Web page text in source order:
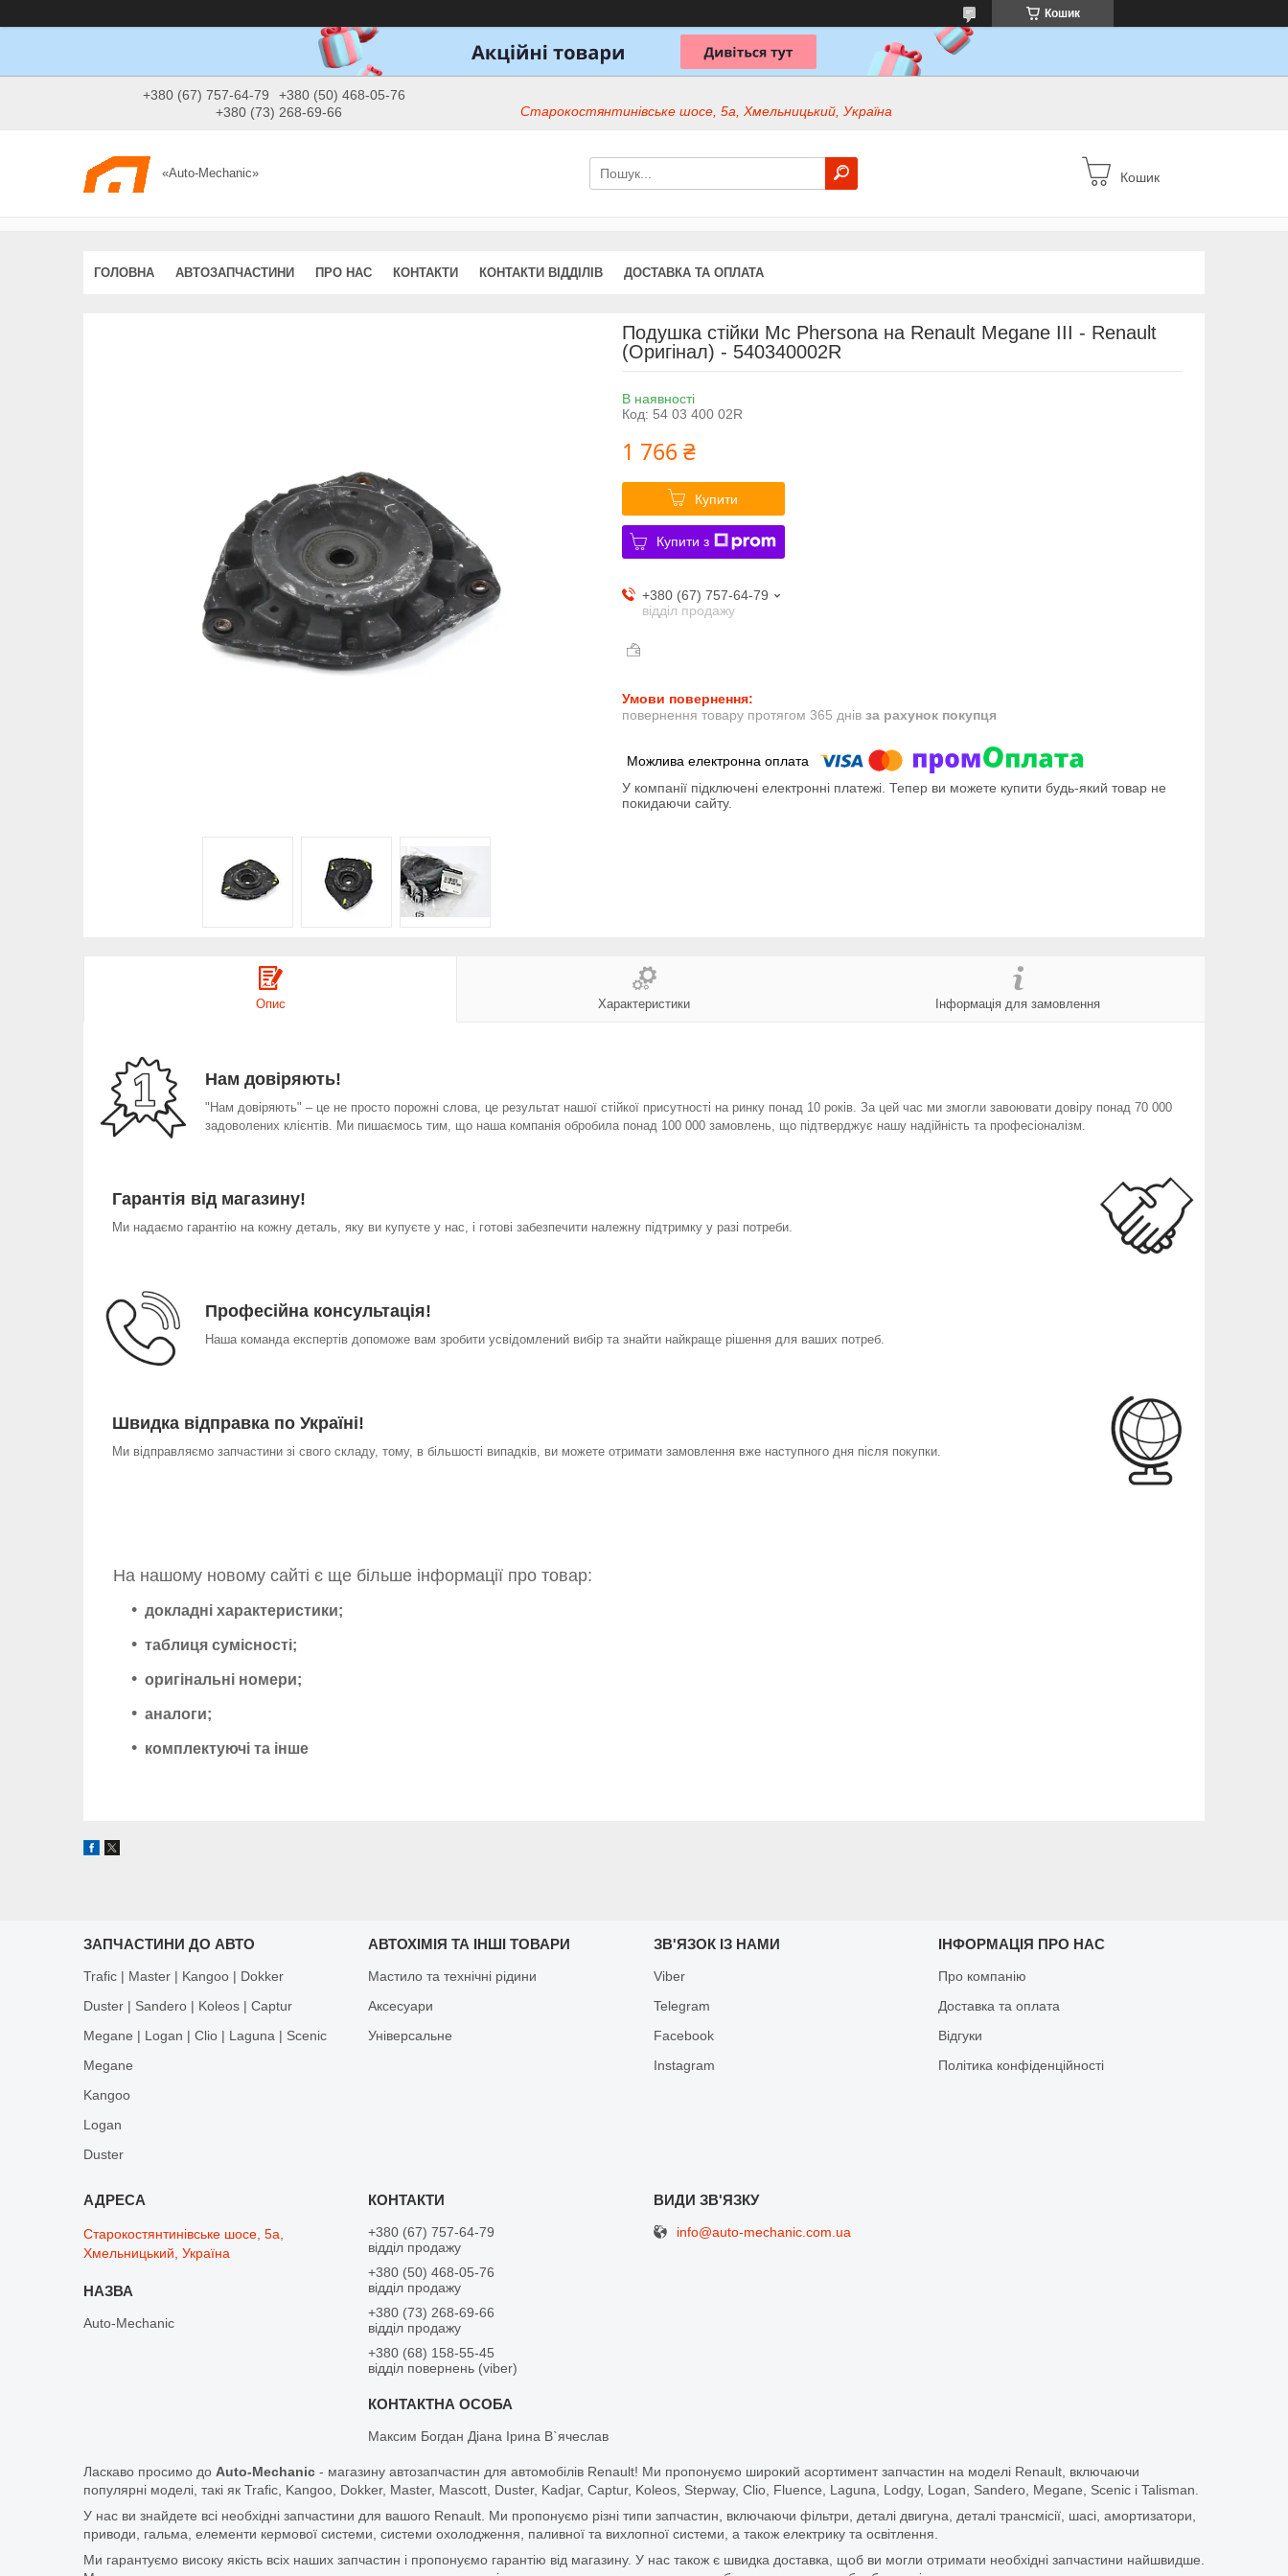
Кошик
+380 (67) 757-64-79
+380 (50) 468-05-76
+380 (73) 268-69-66
Старокостянтинівське шосе, 5а, Хмельницький, Україна
«Auto-Mechanic» Кошик
ГОЛОВНА АВТОЗАПЧАСТИНИ ПРО НАС КОНТАКТИ КОНТАКТИ ВІДДІЛІВ ДОСТАВКА ТА ОПЛАТА
Подушка стійки Mc Phersona на Renault Megane III - Renault
(Оригінал) - 540340002R
В наявності
Код: 54 03 400 02R
1 766 ₴
Купити
Купити з
+380 (67) 757-64-79
відділ продажу
повернення товару протягом 365 днів за рахунок покупця
У компанії підключені електронні платежі. Тепер ви можете купити будь-який товар не
покидаючи сайту.
Опис Характеристики Інформація для замовлення
Нам довіряють!
"Нам довіряють" – це не просто порожні слова, це результат нашої стійкої присутності на ринку понад 10 років. За цей час ми змогли завоювати довіру понад 70 000
задоволених клієнтів. Ми пишаємось тим, що наша компанія обробила понад 100 000 замовлень, що підтверджує нашу надійність та професіоналізм.
Гарантія від магазину!
Ми надаємо гарантію на кожну деталь, яку ви купуєте у нас, і готові забезпечити належну підтримку у разі потреби.
Професійна консультація!
Наша команда експертів допоможе вам зробити усвідомлений вибір та знайти найкраще рішення для ваших потреб.
Швидка відправка по Україні!
Ми відправляємо запчастини зі свого складу, тому, в більшості випадків, ви можете отримати замовлення вже наступного дня після покупки.
На нашому новому сайті є ще більше інформації про товар:
докладні характеристики;
таблиця сумісності;
оригінальні номери;
аналоги;
комплектуючі та інше
ЗАПЧАСТИНИ ДО АВТО
Trafic | Master | Kangoo | Dokker
Duster | Sandero | Koleos | Captur
Megane | Logan | Clio | Laguna | Scenic
Megane
Kangoo
Logan
Duster
АВТОХІМІЯ ТА ІНШІ ТОВАРИ
Мастило та технічні рідини
Аксесуари
Універсальне
ЗВ'ЯЗОК ІЗ НАМИ
Viber
Telegram
Facebook
Іnstagram
ІНФОРМАЦІЯ ПРО НАС
Про компанію
Доставка та оплата
Відгуки
Політика конфіденційності
Старокостянтинівське шосе, 5а,
Хмельницький, Україна
Auto-Mechanic
+380 (67) 757-64-79
відділ продажу
+380 (50) 468-05-76
відділ продажу
+380 (73) 268-69-66
відділ продажу
+380 (68) 158-55-45
відділ повернень (viber)
Максим Богдан Діана Ірина В`ячеслав
info@auto-mechanic.com.ua
Ласкаво просимо до Auto-Mechanic - магазину автозапчастин для автомобілів Renault! Ми пропонуємо широкий асортимент запчастин на моделі Renault, включаючи
популярні моделі, такі як Trafic, Kangoo, Dokker, Master, Mascott, Duster, Kadjar, Captur, Koleos, Stepway, Clio, Fluence, Laguna, Lodgy, Logan, Sandero, Megane, Scenic і Talisman.
У нас ви знайдете всі необхідні запчастини для вашого Renault. Ми пропонуємо різні типи запчастин, включаючи фільтри, деталі двигуна, деталі трансмісії, шасі, амортизатори,
приводи, гальма, елементи кермової системи, системи охолодження, паливної та вихлопної системи, а також електрику та освітлення.
Ми гарантуємо високу якість всіх наших запчастин і пропонуємо гарантію від магазину. У нас також є швидка доставка, щоб ви могли отримати необхідні запчастини найшвидше.